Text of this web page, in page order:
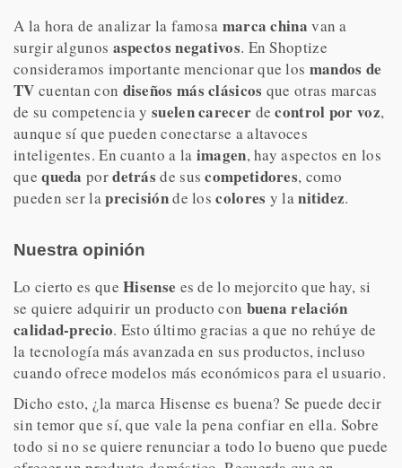
A la hora de analizar la famosa marca china van a
surgir algunos aspectos negativos. En Shoptize
consideramos importante mencionar que los mandos de
TV cuentan con diseños más clásicos que otras marcas
de su competencia ysuelen carecer decontrol por voz,
aunque sí que pueden conectarse a altavoces
inteligentes. En cuanto a la imagen, hay aspectos en los
quequeda pordetrás de suscompetidores, como
pueden ser laprecisiónde loscolores y lanitidez.
Nuestra opinión
Lo cierto es queHisense es de lo mejorcito que hay, si
se quiere adquirir un producto con buena relación
calidad-precio. Esto último gracias a que no rehúye de
la tecnología más avanzada en sus productos, incluso
cuando ofrece modelos más económicos para el usuario.
Dicho esto, ¿la marca Hisense es buena? Se puede decir
sin temor que sí, que vale la pena confiar en ella. Sobre
todo si no se quiere renunciar a todo lo bueno que puede